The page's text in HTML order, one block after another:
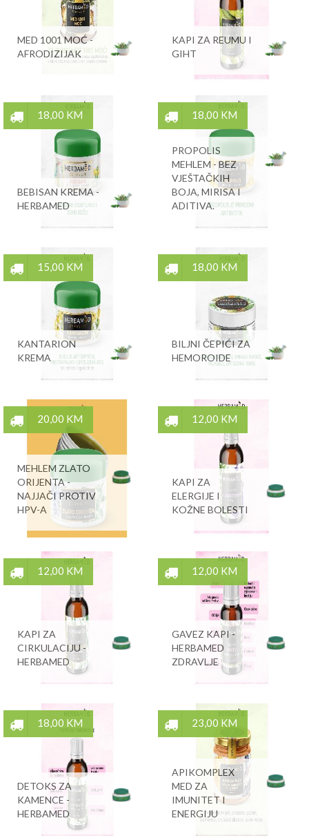
MED 1001 MOĆ -
AFRODIZIJAK
KAPI ZA REUMU I
GIHT
18,00 KM
BEBISAN KREMA -
HERBAMED
18,00 KM
PROPOLIS
MEHLEM - BEZ
VJEŠTAČKIH
BOJA, MIRISA I
ADITIVA.
15,00 KM
KANTARION
KREMA
18,00 KM
BILJNI ČEPIĆI ZA
HEMOROIDE
20,00 KM
MEHLEM ZLATO
ORIJENTA -
NAJJAČI PROTIV
HPV-A
12,00 KM
KAPI ZA
ELERGIJE I
KOŽNE BOLESTI
12,00 KM
KAPI ZA
CIRKULACIJU -
HERBAMED
12,00 KM
GAVEZ KAPI -
HERBAMED
ZDRAVLJE
18,00 KM
DETOKS ZA
KAMENCE -
HERBAMED
23,00 KM
APIKOMPLEX
MED ZA
IMUNITET I
ENERGIJU